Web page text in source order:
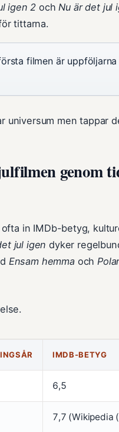
igen 2 och Nu är det jul
tittarna.
filmen är uppföljarna
universum men tappar
genom
in IMDb-betyg,
jul igen dyker
Ensam hemmaoch
IMDB-BETYG
6,5
7,7 (Wikipedia